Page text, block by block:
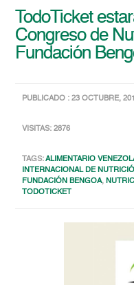
TodoTicket
Congreso de
Fundación
PUBLICADO : 23 OCTUBRE,
VISITAS: 2876
TAGS:ALIMENTARIO
INTERNACIONAL DE
FUNDACIÓN BENGOA,
TODOTICKET